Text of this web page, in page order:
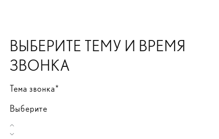
ВЫБЕРИТЕ ТЕМУ И ВРЕМЯ
ЗВОНКА
Тема звонка*
Выберите